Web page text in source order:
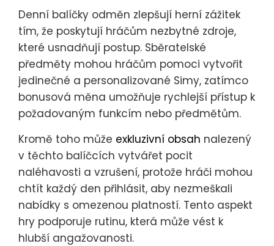
Denní balíčky odměn zlepšují herní zážitek
tím, že poskytují hráčům nezbytné zdroje,
které usnadňují postup. Sběratelské
předměty mohou hráčům pomoci vytvořit
jedinečné a personalizované Simy, zatímco
bonusová měna umožňuje rychlejší přístup k
požadovaným funkcím nebo předmětům.
Kromě toho může exkluzivní obsah nalezený
v těchto balíčcích vytvářet pocit
naléhavosti a vzrušení, protože hráči mohou
chtít každý den přihlásit, aby nezmeškali
nabídky s omezenou platností. Tento aspekt
hry podporuje rutinu, která může vést k
hlubší angažovanosti.